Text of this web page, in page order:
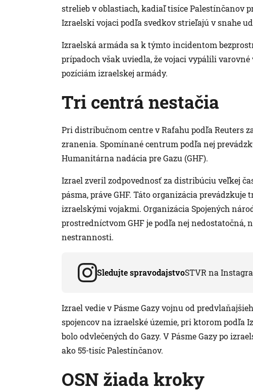
strelieb v oblastiach, kadiaľ tisíce Palestínčanov
Izraelskí vojaci podľa svedkov strieľajú v snahe
Izraelská armáda sa k týmto incidentom
prípadoch však uviedla, že vojaci vypálili
pozíciám izraelskej armády.
Tri centrá nestačia
Pri distribučnom centre v Rafahu podľa Reuters
zranenia. Spomínané centrum podľa nej
Humanitárna nadácia pre Gazu (GHF).
Izrael zveril zodpovednosť za distribúciu veľkej
pásma, práve GHF. Táto organizácia
izraelskými vojakmi. Organizácia Spojených
prostredníctvom GHF je podľa nej nedostatočná,
nestrannosti.
Sledujte spravodajstvoSTVR na
Izrael vedie v Pásme Gazy vojnu od
spojencov na izraelské územie, pri ktorom podľa
bolo odvlečených do Gazy. V Pásme Gazy po
ako 55-tisíc Palestínčanov.
OSN žiada kroky